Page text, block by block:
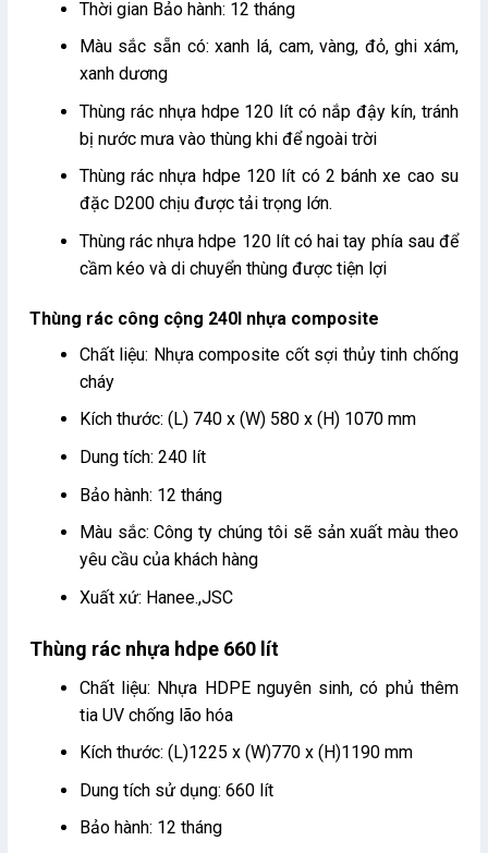
Thời gian Bảo hành: 12 tháng
Màu sắc sẵn có: xanh lá, cam, vàng, đỏ, ghi xám,
xanh dương
Thùng rác nhựa hdpe 120 lít có nắp đậy kín, tránh
bị nước mưa vào thùng khi để ngoài trời
Thùng rác nhựa hdpe 120 lít có 2 bánh xe cao su
đặc D200 chịu được tải trọng lớn.
Thùng rác nhựa hdpe 120 lít có hai tay phía sau để
cầm kéo và di chuyển thùng được tiện lợi
Thùng rác công cộng 240l nhựa composite
Chất liệu: Nhựa composite cốt sợi thủy tinh chống
cháy
Kích thước: (L) 740 x (W) 580 x (H) 1070 mm
Dung tích: 240 lít
Bảo hành: 12 tháng
Màu sắc: Công ty chúng tôi sẽ sản xuất màu theo
yêu cầu của khách hàng
Xuất xứ: Hanee.,JSC
Thùng rác nhựa hdpe 660 lít
Chất liệu: Nhựa HDPE nguyên sinh, có phủ thêm
tia UV chống lão hóa
Kích thước: (L)1225 x (W)770 x (H)1190 mm
Dung tích sử dụng: 660 lít
Bảo hành: 12 tháng